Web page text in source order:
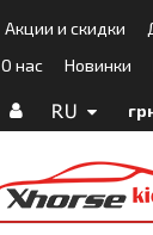
Акции и скидки
О нас
Новинки
RU